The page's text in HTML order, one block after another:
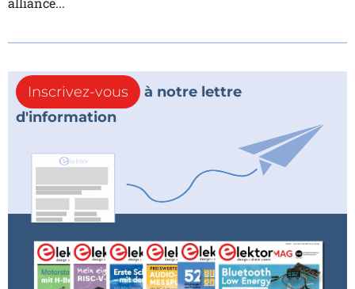
Inscrivez-vous
à notre lettre
d'information